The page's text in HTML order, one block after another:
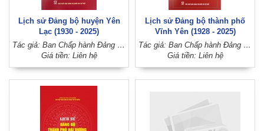
Lịch sử Đảng bộ huyện Yên
Lạc (1930 - 2025)
Tác giả: Ban Chấp hành Đảng bộ huyện Yên Lạc (Đảng bộ tỉnh Vĩnh Phúc)
Giá tiền: Liên hệ
Lịch sử Đảng bộ thành phố
Vĩnh Yên (1928 - 2025)
Tác giả: Ban Chấp hành Đảng bộ thành phố Vĩnh Yên (Đảng bộ tỉnh Vĩnh Phúc)
Giá tiền: Liên hệ